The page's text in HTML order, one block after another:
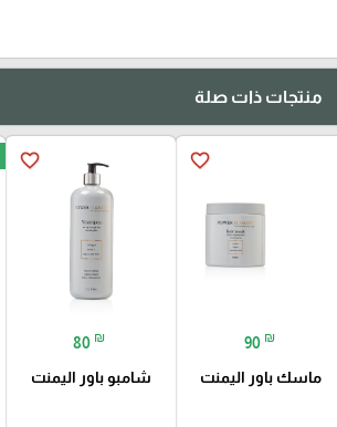
منتجات ذات صلة
favorite_border
90 ₪
ماسك باور اليمنت
favorite_border
80 ₪
شامبو باور اليمنت